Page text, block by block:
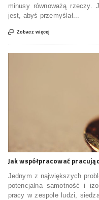
minusy równoważą rzeczy.
jest, abyś przemyślał...
 Zobacz więcej
Jak współpracować
Jednym z największych
potencjalna samotność i
pracy w zespole ludzi,